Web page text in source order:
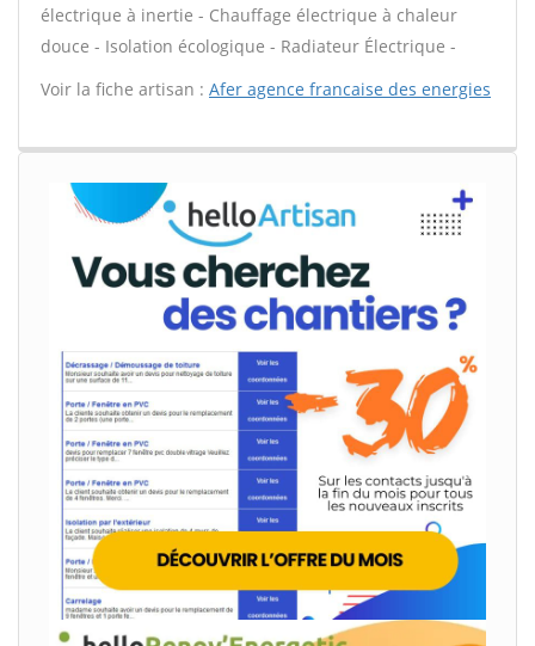
électrique à inertie - Chauffage électrique à chaleur
douce - Isolation écologique - Radiateur Électrique -
Voir la fiche artisan : Afer agence francaise des energies